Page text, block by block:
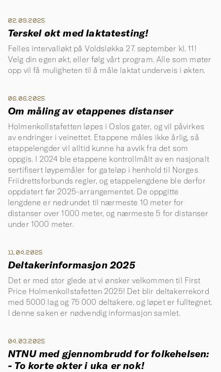
02.09.2025
Terskel økt med laktatesting!
Felles intervalløkt på Voldsløkka 27. september kl. 11!
Velg din egen økt, eller følg vårt program. Alle som møter
opp vil få muligheten til å måle laktat underveis i økten.
06.06.2025
Om måling av etappenes distanser
Holmenkollstafetten løpes i Oslos gater, og vil påvirkes
av endringer i veinettet. Etappene måles ikke årlig, så
etappelengder vil alltid kunne ha avvik fra det som
oppgis. I 2024 ble etappene kontrollmålt av en nasjonalt
sertifisert løypemåler for gateløp i henhold til Norges
Friidrettsforbunds regler, og etappelengdene ble derfor
oppdatert før 2025-arrangementet. De oppgitte
lengdene er nedrundet til nærmeste 10 meter for
distanser over 1000 meter, og nærmeste 5 for distanser
under 1000 meter.
11.04.2025
Deltakerinformasjon 2025
Det er med stor glede at vi ønsker velkommen til First
Price Holmenkollstafetten 2025! Det blir deltakerrekord
med 5000 lag og 75 000 deltakere, og løpet er fulltegnet.
I denne saken er nødvendig informasjon samlet.
04.03.2025
NTNU med gjennombrudd for folkehelsen:
- To korte økter i uka er nok!